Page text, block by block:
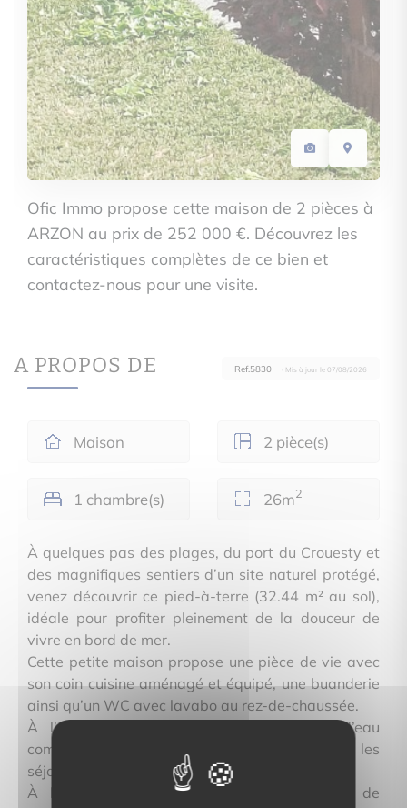
Ofic Immo propose cette maison de 2 pièces à
ARZON au prix de 252 000 €. Découvrez les
caractéristiques complètes de ce bien et
contactez-nous pour une visite.
A PROPOS DE Ref.5830 · Mis à jour le 07/08/2026
Maison 2 pièce(s)
1 chambre(s) 26m2
À quelques pas des plages, du port du Crouesty et
des magnifiques sentiers d’un site naturel protégé,
venez découvrir ce pied-à-terre (32.44 m² au sol),
idéale pour profiter pleinement de la douceur de
vivre en bord de mer.
Cette petite maison propose une pièce de vie avec
son coin cuisine aménagé et équipé, une buanderie
ainsi qu’un WC avec lavabo au rez-de-chaussée.
À l’étage, un espace nuit et une salle d’eau
composent un cocon simple et agréable pour les
séjours en famille ou entre amis.
À l’extérieur, un charmant jardinet permet de